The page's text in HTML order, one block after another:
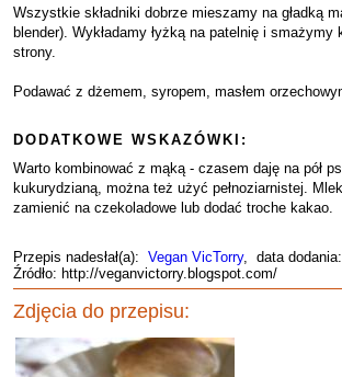
Wszystkie składniki dobrze mieszamy na gładką
blender). Wykładamy łyżką na patelnię i
strony.
Podawać z dżemem, syropem, masłem
DODATKOWE WSKAZÓWKI:
Warto kombinować z mąką - czasem daję na pół
kukurydzianą, można też użyć pełnoziarnistej.
zamienić na czekoladowe lub dodać troche kakao.
Przepis nadesłał(a): Vegan VicTorry, data
Źródło: http://veganvictorry.blogspot.com/
Zdjęcia do przepisu: